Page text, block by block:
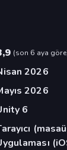
(son 6 aya göre
2026
2026
6